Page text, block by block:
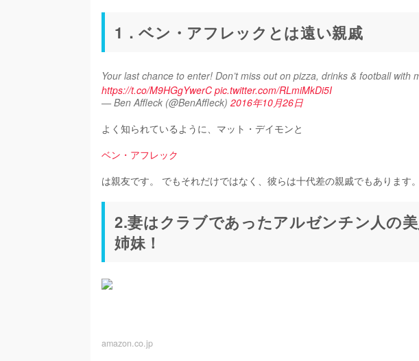
1．ベン・アフレックとは遠い親戚
https://t.co/M9HGgYwerC pic.twitter.com/RLmiMkDi5I
— Ben Affleck (@BenAffleck) 2016年10月26日
よく知られているように、マット・デイモンと
ベン・アフレック
は親友です。 でもそれだけではなく、彼らは十代差の親戚でもあります。
2.妻はクラブであったアルゼンチン人の
姉妹！
amazon.co.jp